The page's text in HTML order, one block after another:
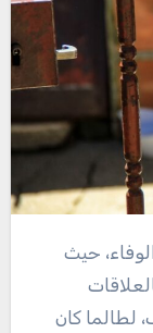
لطالما كان